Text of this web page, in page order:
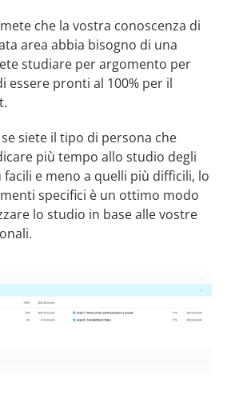
che la vostra conoscenza di
area abbia bisogno di una
studiare per argomento per
essere pronti al 100% per il
siete il tipo di persona che
più tempo allo studio degli
e meno a quelli più difficili, lo
specifici è un ottimo modo
lo studio in base alle vostre